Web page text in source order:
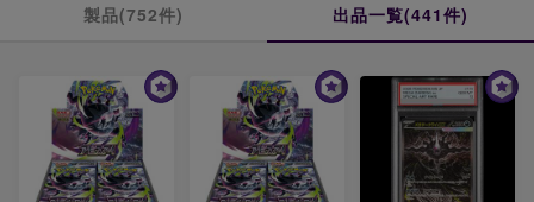
製品(752件) 出品一覧(441件)